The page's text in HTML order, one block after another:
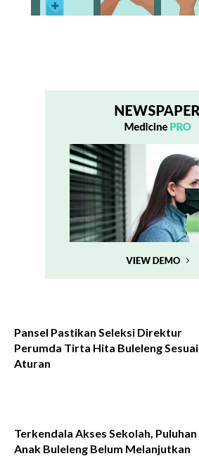
Pansel Pastikan Seleksi Direktur
Perumda Tirta Hita Buleleng Sesuai
Aturan
Terkendala Akses Sekolah, Puluhan
Anak Buleleng Belum Melanjutkan